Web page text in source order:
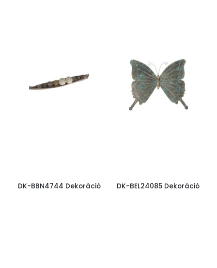
DK-BBN4744 Dekoráció DK-BEL24085 Dekoráció